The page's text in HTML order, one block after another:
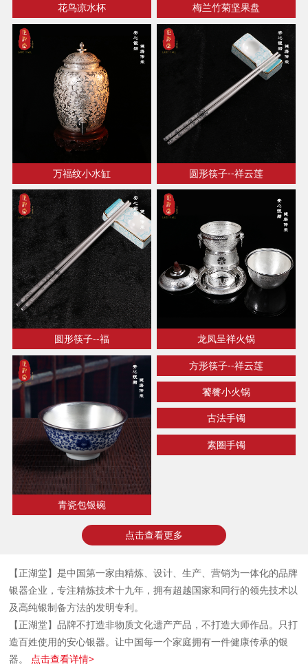
花鸟凉水杯 梅兰竹菊坚果盘
万福纹小水缸 圆形筷子--祥云莲
圆形筷子--福 龙凤呈祥火锅
青瓷包银碗
方形筷子--祥云莲
饕餮小火锅
古法手镯
素圈手镯
点击查看更多
【正湖堂】是中国第一家由精炼、设计、生产、营销为一体化的品牌
银器企业，专注精炼技术十九年，拥有超越国家和同行的领先技术以
及高纯银制备方法的发明专利。
【正湖堂】品牌不打造非物质文化遗产产品，不打造大师作品。只打
造百姓使用的安心银器。让中国每一个家庭拥有一件健康传承的银
器。 点击查看详情>